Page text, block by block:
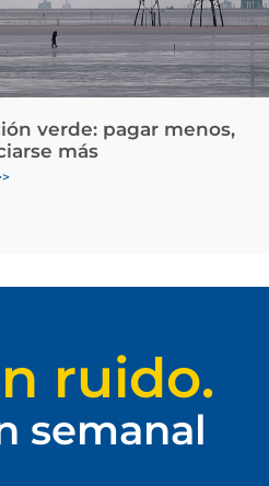
verde: pagar menos,
más
ruido.
semanal